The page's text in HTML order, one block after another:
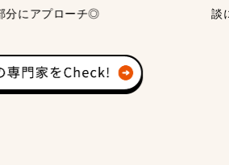
分にアプローチ◎
談